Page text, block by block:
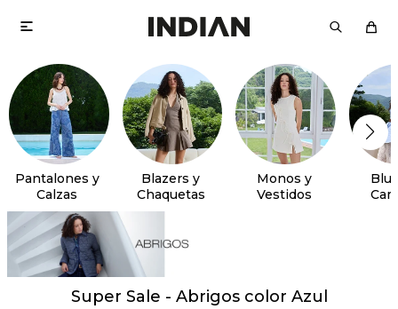

Pantalones y
Calzas
Blazers y
Chaquetas
Monos y
Vestidos
Super Sale - Abrigos color Azul